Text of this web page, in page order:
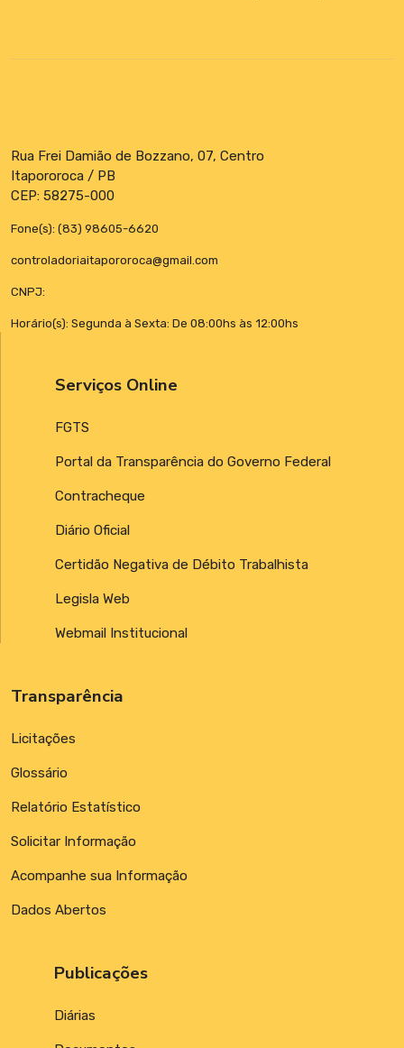
Rua Frei Damião de Bozzano, 07, Centro
Itapororoca / PB
CEP: 58275-000
Fone(s): (83) 98605-6620
controladoriaitapororoca@gmail.com
CNPJ:
Horário(s): Segunda à Sexta: De 08:00hs às 12:00hs
Serviços Online
FGTS
Portal da Transparência do Governo Federal
Contracheque
Diário Oficial
Certidão Negativa de Débito Trabalhista
Legisla Web
Webmail Institucional
Transparência
Licitações
Glossário
Relatório Estatístico
Solicitar Informação
Acompanhe sua Informação
Dados Abertos
Publicações
Diárias